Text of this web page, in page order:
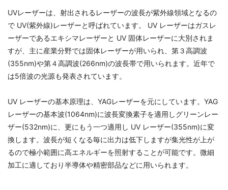
UVレーザーは、射出されるレーザーの波長が紫外線領域となるの
で UV(紫外線)レーザーと呼ばれています。 UV レーザーはガスレ
ーザーであるエキシマレーザーと UV 固体レーザーに大別されま
すが、主に産業分野では固体レーザーが用いられ、第３高調波
(355nm)や第４高調波(266nm)の波長帯で用いられます。近年で
は5倍波の光源も発表されています。
UV レーザーの基本原理は、YAGレーザーを元にしています。YAG
レーザーの基本波(1064nm)に波長変換素子を適用しグリーンレー
ザー(532nm)に、更にもう一つ適用し UV レーザー(355nm)に変
換します。波長が短くなる毎に出力は低下しますが集光性が上が
るので極小範囲に高エネルギーを照射することが可能です。微細
加工に適しており半導体や精密部品などに用いられます。